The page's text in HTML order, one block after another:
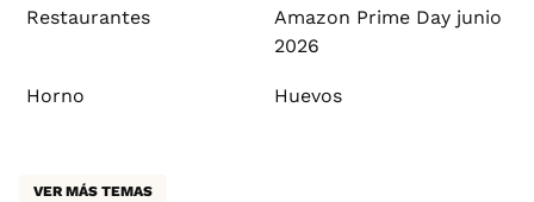
Restaurantes
Amazon Prime Day junio
2026
Horno Huevos
VER MÁS TEMAS